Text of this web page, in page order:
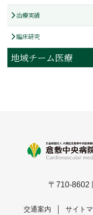
治療実績
臨床研究
地域チーム医療
〒710-8602
交通案内 サイト